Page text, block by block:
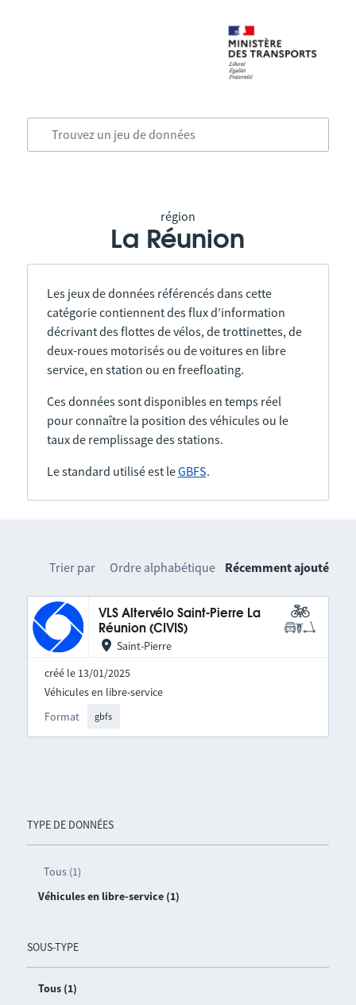
région
La Réunion
Les jeux de données référencés dans cette
catégorie contiennent des flux d’information
décrivant des flottes de vélos, de trottinettes, de
deux-roues motorisés ou de voitures en libre
service, en station ou en freefloating.
Ces données sont disponibles en temps réel
pour connaître la position des véhicules ou le
taux de remplissage des stations.
Le standard utilisé est leGBFS.
TYPE DE DONNÉES
Tous (1)
Véhicules en libre-service (1)
SOUS-TYPE
Tous (1)
Trier par Ordre alphabétique Récemment ajouté
VLS Altervélo Saint-Pierre La
Réunion (CIVIS)
Saint-Pierre
créé le 13/01/2025
Format gbfs
Véhicules en libre-service